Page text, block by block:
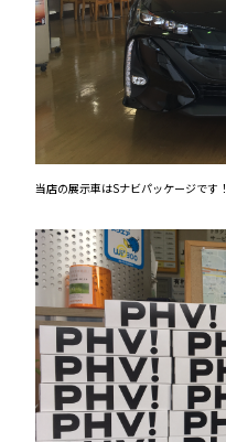
当店の展示車はSナビパッケージです！